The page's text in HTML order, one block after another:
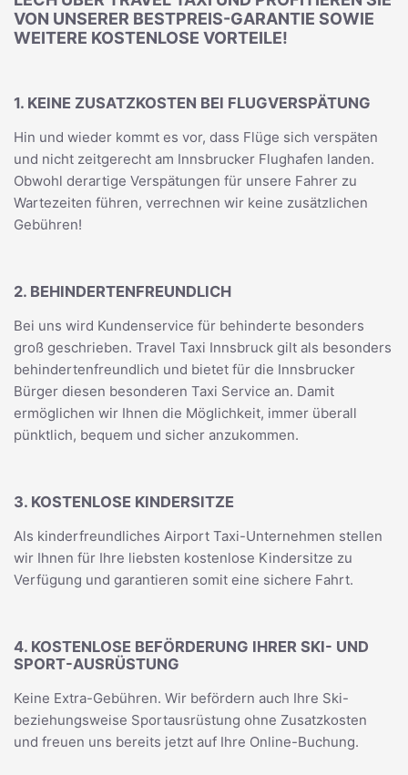
VON UNSERER BESTPREIS-GARANTIE SOWIE
WEITERE KOSTENLOSE VORTEILE!
1. KEINE ZUSATZKOSTEN BEI FLUGVERSPÄTUNG
Hin und wieder kommt es vor, dass Flüge sich verspäten
und nicht zeitgerecht am Innsbrucker Flughafen landen.
Obwohl derartige Verspätungen für unsere Fahrer zu
Wartezeiten führen, verrechnen wir keine zusätzlichen
Gebühren!
2. BEHINDERTENFREUNDLICH
Bei uns wird Kundenservice für behinderte besonders
groß geschrieben. Travel Taxi Innsbruck gilt als besonders
behindertenfreundlich und bietet für die Innsbrucker
Bürger diesen besonderen Taxi Service an. Damit
ermöglichen wir Ihnen die Möglichkeit, immer überall
pünktlich, bequem und sicher anzukommen.
3. KOSTENLOSE KINDERSITZE
Als kinderfreundliches Airport Taxi-Unternehmen stellen
wir Ihnen für Ihre liebsten kostenlose Kindersitze zu
Verfügung und garantieren somit eine sichere Fahrt.
4. KOSTENLOSE BEFÖRDERUNG IHRER SKI- UND
SPORT-AUSRÜSTUNG
Keine Extra-Gebühren. Wir befördern auch Ihre Ski-
beziehungsweise Sportausrüstung ohne Zusatzkosten
und freuen uns bereits jetzt auf Ihre Online-Buchung.